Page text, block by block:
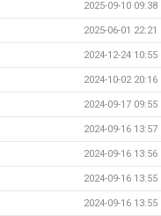
2025-09-10 09:38
2025-06-01 22:21
2024-12-24 10:55
2024-10-02 20:16
2024-09-17 09:55
2024-09-16 13:57
2024-09-16 13:56
2024-09-16 13:55
2024-09-16 13:55